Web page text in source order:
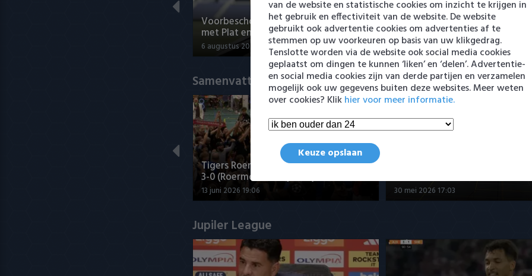
Voorbeschouwing Cambuur-Excelsior
met Plat en El Arguioui
6 augustus 2026 18:49
PSV presenteert Filip Kostic:
Serviër tekent voor t…
6 augustus 2026 16:30
Samenvattingen Eredivisie
Tigers Roermond - Futsal Amsterdam
3-0 (Roermond kampioen)
13 juni 2026 19:06
Samenvatting ZVG/Cagemax
Amsterdam 4-2
30 mei 2026 17:03
Jupiler League
van de website en statistische cookies om inzicht te krijgen in
het gebruik en effectiviteit van de website. De website
gebruikt ook advertentie cookies om advertenties af te
stemmen op uw voorkeuren op basis van uw klikgedrag.
Tenslotte worden via de website ook social media cookies
geplaatst om dingen te kunnen ‘liken’ en ‘delen’. Advertentie-
en social media cookies zijn van derde partijen en verzamelen
mogelijk ook uw gegevens buiten deze websites. Meer weten
over cookies? Klikhier voor meer informatie.
Keuze opslaan